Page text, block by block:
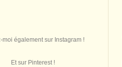
moi également sur Instagram !
Et sur Pinterest !